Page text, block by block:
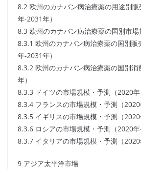
8.2 欧州のカナバン病治療薬の用途別
年-2031年）
8.3 欧州のカナバン病治療薬の国別市場
8.3.1 欧州のカナバン病治療薬の国別販
年-2031年）
8.3.2 欧州のカナバン病治療薬の国別消
年）
8.3.3 ドイツの市場規模・予測（2020年
8.3.4 フランスの市場規模・予測（2020
8.3.5 イギリスの市場規模・予測（2020
8.3.6 ロシアの市場規模・予測（2020年
8.3.7 イタリアの市場規模・予測（2020
9 アジア太平洋市場